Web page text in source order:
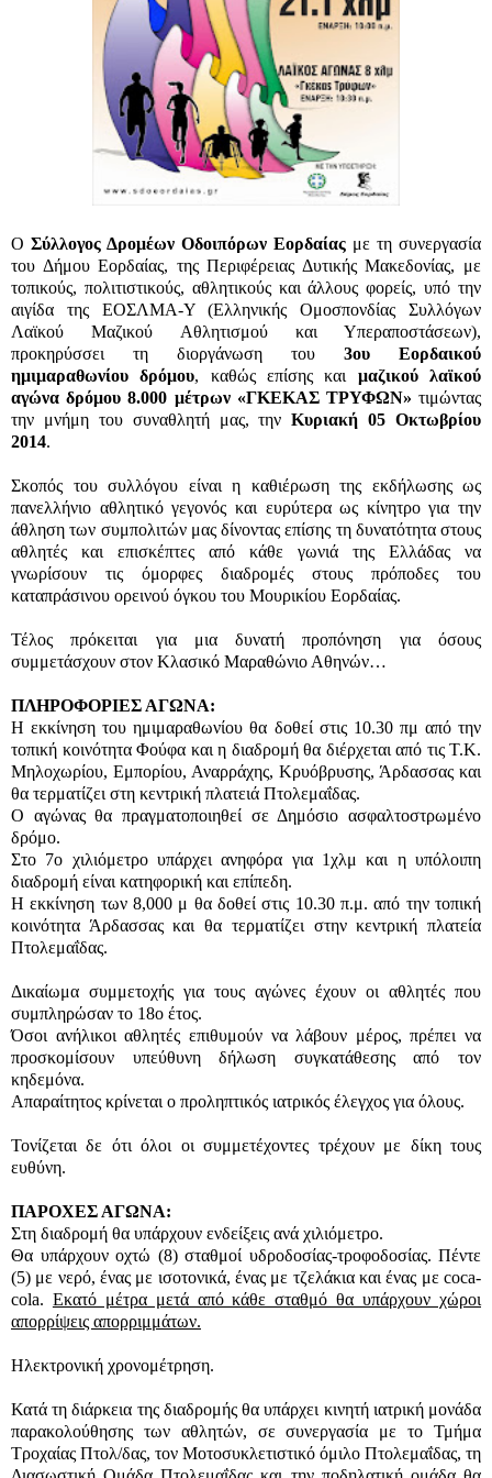
Ο Σύλλογος Δρομέων Οδοιπόρων Εορδαίας με τη συνεργασία
του Δήμου Εορδαίας, της Περιφέρειας Δυτικής Μακεδονίας, με
τοπικούς, πολιτιστικούς, αθλητικούς και άλλους φορείς, υπό την
αιγίδα της ΕΟΣΛΜΑ-Υ (Ελληνικής Ομοσπονδίας Συλλόγων
Λαϊκού Μαζικού Αθλητισμού και Υπεραποστάσεων),
προκηρύσσει τη διοργάνωση του 3ου Εορδαικού
ημιμαραθωνίου δρόμου, καθώς επίσης και μαζικού λαϊκού
αγώνα δρόμου 8.000 μέτρων «ΓΚΕΚΑΣ ΤΡΥΦΩΝ» τιμώντας
την μνήμη του συναθλητή μας, τηνΚυριακή 05 Οκτωβρίου
2014.
Σκοπός του συλλόγου είναι η καθιέρωση της εκδήλωσης ως
πανελλήνιο αθλητικό γεγονός και ευρύτερα ως κίνητρο για την
άθληση των συμπολιτών μας δίνοντας επίσης τη δυνατότητα στους
αθλητές και επισκέπτες από κάθε γωνιά της Ελλάδας να
γνωρίσουν τις όμορφες διαδρομές στους πρόποδες του
καταπράσινου ορεινού όγκου του Μουρικίου Εορδαίας.
Τέλος πρόκειται για μια δυνατή προπόνηση για όσους
συμμετάσχουν στον Κλασικό Μαραθώνιο Αθηνών…
ΠΛΗΡΟΦΟΡΙΕΣ ΑΓΩΝΑ:
Η εκκίνηση του ημιμαραθωνίου θα δοθεί στις 10.30 πμ από την
τοπική κοινότητα Φούφα και η διαδρομή θα διέρχεται από τις Τ.Κ.
Μηλοχωρίου, Εμπορίου, Αναρράχης, Κρυόβρυσης, Άρδασσας και
θα τερματίζει στη κεντρική πλατειά Πτολεμαΐδας.
Ο αγώνας θα πραγματοποιηθεί σε Δημόσιο ασφαλτοστρωμένο
δρόμο.
Στο 7ο χιλιόμετρο υπάρχει ανηφόρα για 1χλμ και η υπόλοιπη
διαδρομή είναι κατηφορική και επίπεδη.
Η εκκίνηση των 8,000 μ θα δοθεί στις 10.30 π.μ. από την τοπική
κοινότητα Άρδασσας και θα τερματίζει στην κεντρική πλατεία
Πτολεμαΐδας.
Δικαίωμα συμμετοχής για τους αγώνες έχουν οι αθλητές που
συμπληρώσαν το 18ο έτος.
Όσοι ανήλικοι αθλητές επιθυμούν να λάβουν μέρος, πρέπει να
προσκομίσουν υπεύθυνη δήλωση συγκατάθεσης από τον
κηδεμόνα.
Απαραίτητος κρίνεται ο προληπτικός ιατρικός έλεγχος για όλους.
Τονίζεται δε ότι όλοι οι συμμετέχοντες τρέχουν με δίκη τους
ευθύνη.
ΠΑΡΟΧΕΣ ΑΓΩΝΑ:
Στη διαδρομή θα υπάρχουν ενδείξεις ανά χιλιόμετρο.
Θα υπάρχουν οχτώ (8) σταθμοί υδροδοσίας-τροφοδοσίας. Πέντε
(5) με νερό, ένας με ισοτονικά, ένας με τζελάκια και ένας με coca-
cola. Εκατό μέτρα μετά από κάθε σταθμό θα υπάρχουν χώροι
απορρίψεις απορριμμάτων.
Ηλεκτρονική χρονομέτρηση.
Κατά τη διάρκεια της διαδρομής θα υπάρχει κινητή ιατρική μονάδα
παρακολούθησης των αθλητών, σε συνεργασία με το Τμήμα
Τροχαίας Πτολ/δας, τον Μοτοσυκλετιστικό όμιλο Πτολεμαΐδας, τη